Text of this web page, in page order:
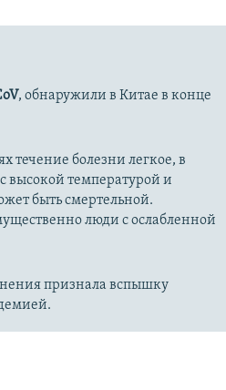
, обнаружили в Китае в конце
течение болезни легкое, в
высокой температурой и
быть смертельной.
люди с ослабленной
признала вспышку